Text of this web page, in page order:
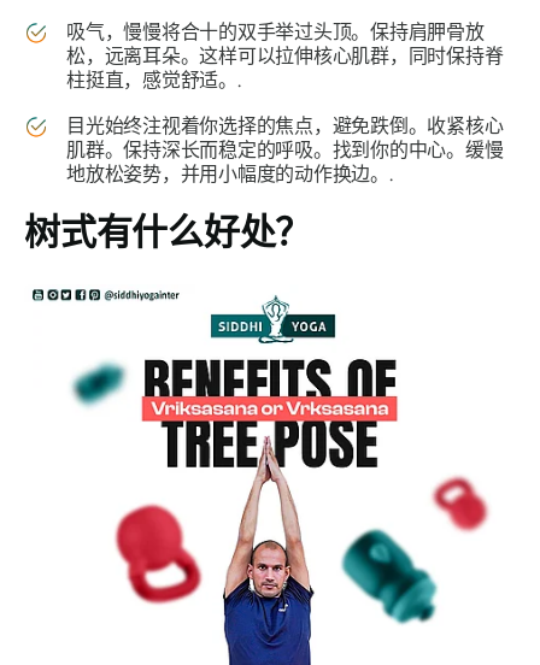
吸气，慢慢将合十的双手举过头顶。保持肩胛骨放
松，远离耳朵。这样可以拉伸核心肌群，同时保持脊
柱挺直，感觉舒适。.
目光始终注视着你选择的焦点，避免跌倒。收紧核心
肌群。保持深长而稳定的呼吸。找到你的中心。缓慢
地放松姿势，并用小幅度的动作换边。.
树式有什么好处？